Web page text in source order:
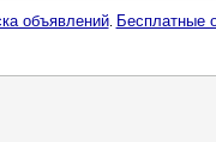
объявлений. Бесплатные